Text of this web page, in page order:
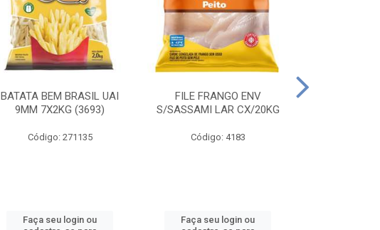
BATATA BEM BRASIL UAI
9MM 7X2KG (3693)
Código: 271135
Faça seu login ou
FILE FRANGO ENV
S/SASSAMI LAR CX/20KG
Código: 4183
Faça seu login ou